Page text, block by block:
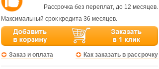
Рассрочка без переплат, до 12 месяцев.
Максимальный срок кредита 36 месяцев.
Заказ и оплата Как заказать в рассрочку